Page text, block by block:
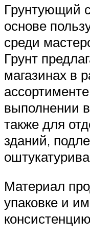
Грунтующий
основе
среди
Грунт
магазинах в
выполнении
также для
зданий,
Материал
упаковке и